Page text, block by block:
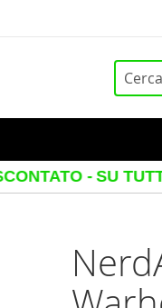
Cerca
SU TUTTI I TELAI IN